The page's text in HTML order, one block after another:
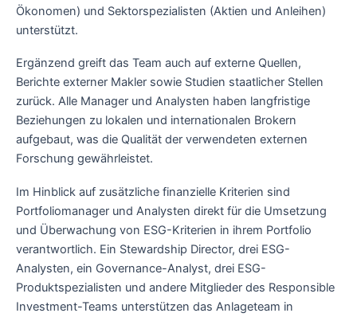
Ökonomen) und Sektorspezialisten (Aktien und Anleihen)
unterstützt.
Ergänzend greift das Team auch auf externe Quellen,
Berichte externer Makler sowie Studien staatlicher Stellen
zurück. Alle Manager und Analysten haben langfristige
Beziehungen zu lokalen und internationalen Brokern
aufgebaut, was die Qualität der verwendeten externen
Forschung gewährleistet.
Im Hinblick auf zusätzliche finanzielle Kriterien sind
Portfoliomanager und Analysten direkt für die Umsetzung
und Überwachung von ESG-Kriterien in ihrem Portfolio
verantwortlich. Ein Stewardship Director, drei ESG-
Analysten, ein Governance-Analyst, drei ESG-
Produktspezialisten und andere Mitglieder des Responsible
Investment-Teams unterstützen das Anlageteam in